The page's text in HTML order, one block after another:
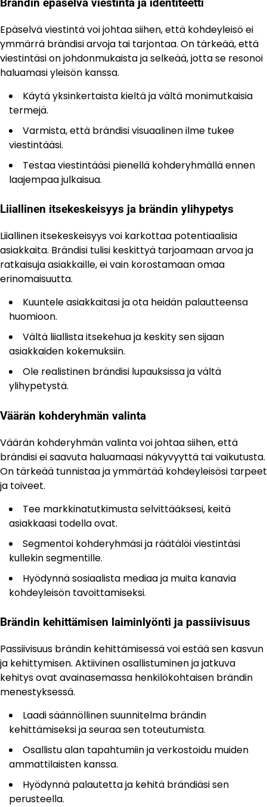
Brändin epäselvä viestintä ja identiteetti
Epäselvä viestintä voi johtaa siihen, että kohdeyleisö ei
ymmärrä brändisi arvoja tai tarjontaa. On tärkeää, että
viestintäsi on johdonmukaista ja selkeää, jotta se resonoi
haluamasi yleisön kanssa.
Käytä yksinkertaista kieltä ja vältä monimutkaisia
termejä.
Varmista, että brändisi visuaalinen ilme tukee
viestintääsi.
Testaa viestintääsi pienellä kohderyhmällä ennen
laajempaa julkaisua.
Liiallinen itsekeskeisyys ja brändin ylihypetys
Liiallinen itsekeskeisyys voi karkottaa potentiaalisia
asiakkaita. Brändisi tulisi keskittyä tarjoamaan arvoa ja
ratkaisuja asiakkaille, ei vain korostamaan omaa
erinomaisuutta.
Kuuntele asiakkaitasi ja ota heidän palautteensa
huomioon.
Vältä liiallista itsekehua ja keskity sen sijaan
asiakkaiden kokemuksiin.
Ole realistinen brändisi lupauksissa ja vältä
ylihypetystä.
Väärän kohderyhmän valinta
Väärän kohderyhmän valinta voi johtaa siihen, että
brändisi ei saavuta haluamaasi näkyvyyttä tai vaikutusta.
On tärkeää tunnistaa ja ymmärtää kohdeyleisösi tarpeet
ja toiveet.
Tee markkinatutkimusta selvittääksesi, keitä
asiakkaasi todella ovat.
Segmentoi kohderyhmäsi ja räätälöi viestintäsi
kullekin segmentille.
Hyödynnä sosiaalista mediaa ja muita kanavia
kohdeyleisön tavoittamiseksi.
Brändin kehittämisen laiminlyönti ja passiivisuus
Passiivisuus brändin kehittämisessä voi estää sen kasvun
ja kehittymisen. Aktiivinen osallistuminen ja jatkuva
kehitys ovat avainasemassa henkilökohtaisen brändin
menestyksessä.
Laadi säännöllinen suunnitelma brändin
kehittämiseksi ja seuraa sen toteutumista.
Osallistu alan tapahtumiin ja verkostoidu muiden
ammattilaisten kanssa.
Hyödynnä palautetta ja kehitä brändiäsi sen
perusteella.